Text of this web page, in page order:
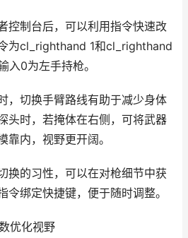
控制台后，可以利用指令快速改
为cl_righthand 1和cl_righthand
入0为左手持枪。
，切换手臂路线有助于减少身体
头时，若掩体在右侧，可将武器
靠内，视野更开阔。
换的习性，可以在对枪细节中获
令绑定快捷键，便于随时调整。
优化视野